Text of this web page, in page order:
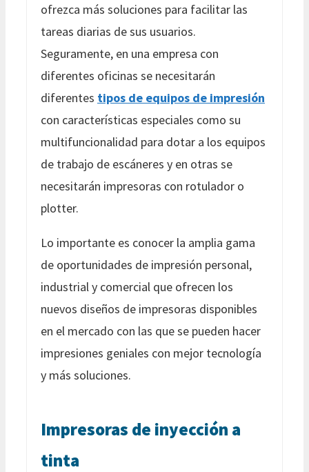
ofrezca más soluciones para facilitar las
tareas diarias de sus usuarios.
Seguramente, en una empresa con
diferentes oficinas se necesitarán
diferentes tipos de equipos de impresión
con características especiales como su
multifuncionalidad para dotar a los equipos
de trabajo de escáneres y en otras se
necesitarán impresoras con rotulador o
plotter.
Lo importante es conocer la amplia gama
de oportunidades de impresión personal,
industrial y comercial que ofrecen los
nuevos diseños de impresoras disponibles
en el mercado con las que se pueden hacer
impresiones geniales con mejor tecnología
y más soluciones.
Impresoras de inyección a
tinta